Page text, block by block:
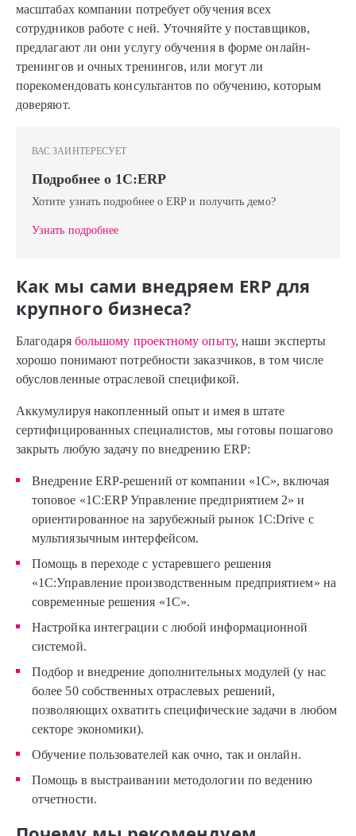
масштабах компании потребует обучения всех
сотрудников работе с ней. Уточняйте у поставщиков,
предлагают ли они услугу обучения в форме онлайн-
тренингов и очных тренингов, или могут ли
порекомендовать консультантов по обучению, которым
доверяют.
ВАС ЗАИНТЕРЕСУЕТ
Подробнее о 1C:ERP
Хотите узнать подробнее о ERP и получить демо?
Узнать подробнее
Как мы сами внедряем ERP для
крупного бизнеса?
Благодаря большому проектному опыту, наши эксперты
хорошо понимают потребности заказчиков, в том числе
обусловленные отраслевой спецификой.
Аккумулируя накопленный опыт и имея в штате
сертифицированных специалистов, мы готовы пошагово
закрыть любую задачу по внедрению ERP:
Внедрение ERP-решений от компании «1С», включая
топовое «1С:ERP Управление предприятием 2» и
ориентированное на зарубежный рынок 1C:Drive с
мультиязычным интерфейсом.
Помощь в переходе с устаревшего решения
«1С:Управление производственным предприятием» на
современные решения «1С».
Настройка интеграции с любой информационной
системой.
Подбор и внедрение дополнительных модулей (у нас
более 50 собственных отраслевых решений,
позволяющих охватить специфические задачи в любом
секторе экономики).
Обучение пользователей как очно, так и онлайн.
Помощь в выстраивании методологии по ведению
отчетности.